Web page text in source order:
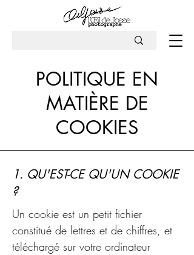
POLITIQUE EN
MATIÈRE DE
COOKIES
1. QU'EST-CE QU'UN COOKIE
?
Un cookie est un petit fichier
constitué de lettres et de chiffres, et
téléchargé sur votre ordinateur